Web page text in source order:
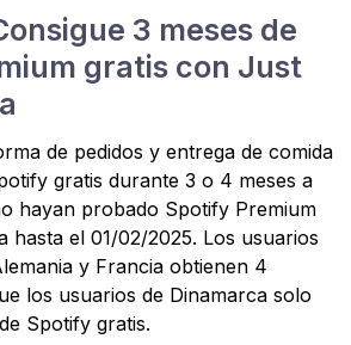
3 meses de
gratis con Just
de pedidos y entrega de comida
gratis durante 3 o 4 meses a
hayan probado Spotify Premium
hasta el 01/02/2025. Los usuarios
y Francia obtienen 4
los usuarios de Dinamarca solo
Spotify gratis.